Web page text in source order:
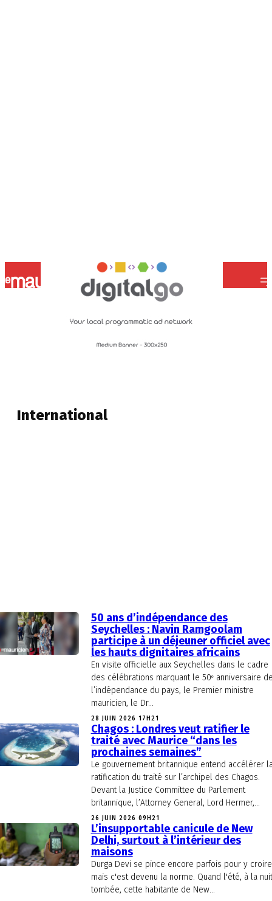
- ABONNEMENT
International
50 ans d’indépendance des
Seychelles : Navin Ramgoolam
participe à un déjeuner officiel avec
les hauts dignitaires africains
En visite officielle aux Seychelles dans le cadre
des célébrations marquant le 50ᵉ anniversaire
l’indépendance du pays, le Premier ministre
mauricien, le Dr...
28 JUIN 2026 17H21
Chagos : Londres veut ratifier le
traité avec Maurice “dans les
prochaines semaines”
Le gouvernement britannique entend accélérer
ratification du traité sur l’archipel des Chagos.
Devant la Justice Committee du Parlement
britannique, l’Attorney General, Lord Hermer,...
26 JUIN 2026 09H21
L’insupportable canicule de New
Delhi, surtout à l’intérieur des
maisons
Durga Devi se pince encore parfois pour y
mais c'est devenu la norme. Quand l'été, à la nuit
tombée, cette habitante de New...